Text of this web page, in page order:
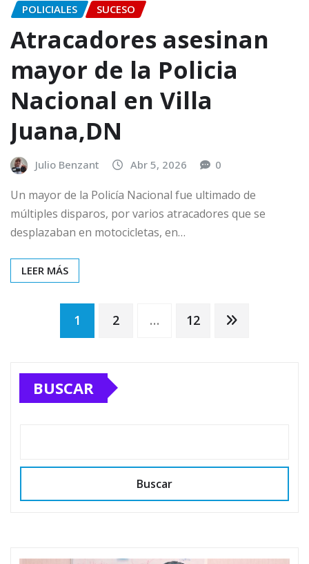
POLICIALES SUCESO
Atracadores asesinan
mayor de la Policia
Nacional en Villa
Juana,DN
Julio Benzant Abr 5, 2026 0
Un mayor de la Policía Nacional fue ultimado de
múltiples disparos, por varios atracadores que se
desplazaban en motocicletas, en…
LEER MÁS
Paginación
de
entradas
1 2 … 12
BUSCAR
Buscar